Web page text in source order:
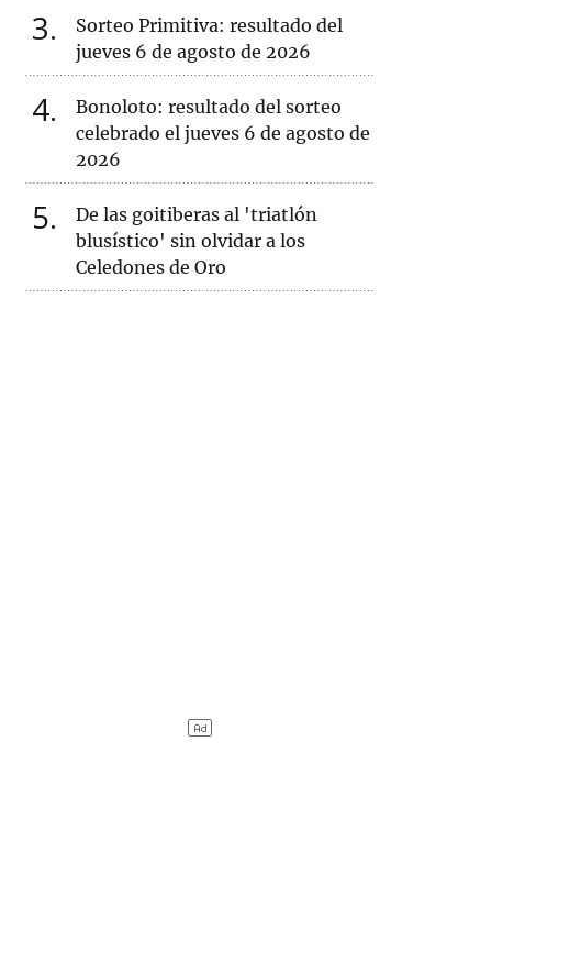
3
Sorteo Primitiva: resultado del
jueves 6 de agosto de 2026
4
Bonoloto: resultado del sorteo
celebrado el jueves 6 de agosto de
2026
5
De las goitiberas al 'triatlón
blusístico' sin olvidar a los
Celedones de Oro